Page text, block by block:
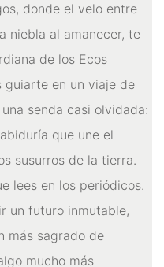
donde el velo entre
niebla al amanecer, te
de los Ecos
guiarte en un viaje de
senda casi olvidada:
que une el
susurros de la tierra.
lees en los periódicos.
un futuro inmutable,
más sagrado de
mucho más